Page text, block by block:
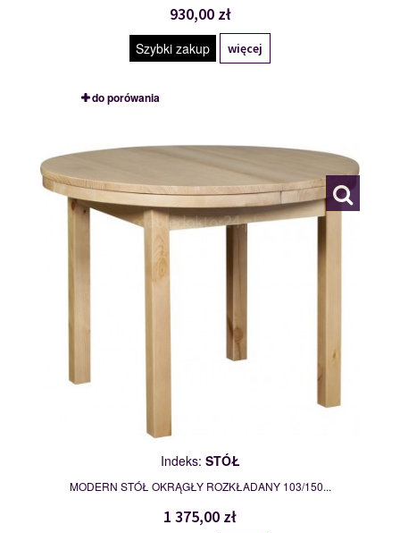
930,00 zł
Szybki zakup więcej
do porówania
109764
Indeks: STÓŁ
MODERN STÓŁ OKRĄGŁY ROZKŁADANY 103/150...
1 375,00 zł